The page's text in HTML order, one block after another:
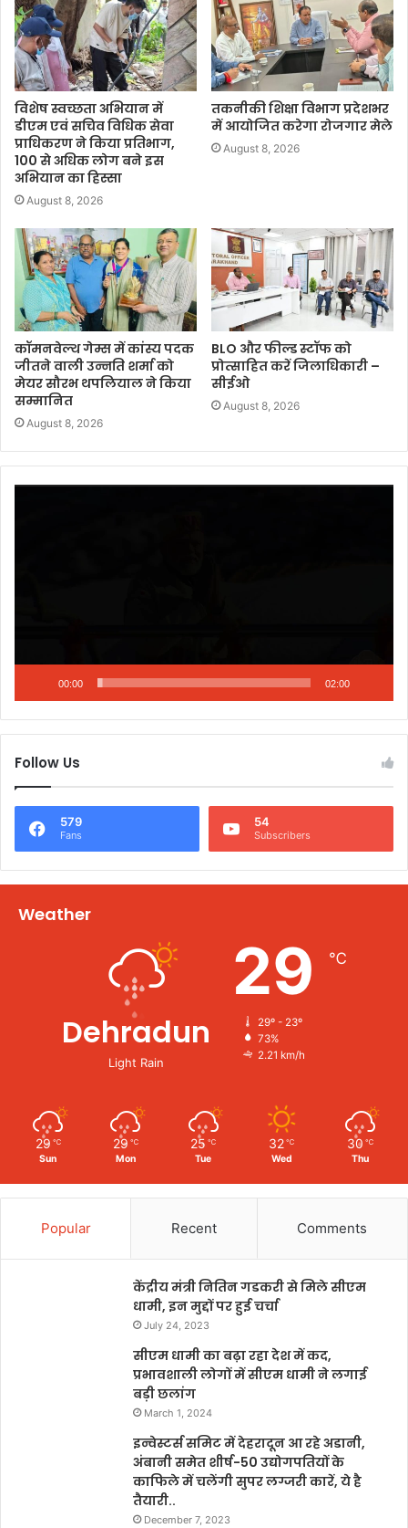
विशेष स्वच्छता अभियान में
डीएम एवं सचिव विधिक सेवा
प्राधिकरण ने किया प्रतिभाग,
100 से अधिक लोग बने इस
अभियान का हिस्सा
August 8, 2026
तकनीकी शिक्षा विभाग प्रदेशभर
में आयोजित करेगा रोजगार मेले
August 8, 2026
कॉमनवेल्थ गेम्स में कांस्य पदक
जीतने वाली उन्नति शर्मा को
मेयर सौरभ थपलियाल ने किया
सम्मानित
August 8, 2026
BLO और फील्ड स्टॉफ को
प्रोत्साहित करें जिलाधिकारी –
सीईओ
August 8, 2026
00:00 02:00
Follow Us
579
Fans
54
Subscribers
Weather
Dehradun
Light Rain
29 ℃
29º - 23º
73%
2.21 km/h
29 ℃
Sun
29 ℃
Mon
25 ℃
Tue
32 ℃
Wed
30 ℃
Thu
Popular Recent Comments
केंद्रीय मंत्री नितिन गडकरी से मिले सीएम
धामी, इन मुद्दों पर हुई चर्चा
July 24, 2023
सीएम धामी का बढ़ा रहा देश में कद,
प्रभावशाली लोगों में सीएम धामी ने लगाई
बड़ी छलांग
March 1, 2024
इन्वेस्टर्स समिट में देहरादून आ रहे अडानी,
अंबानी समेत शीर्ष-50 उद्योगपतियों के
काफिले में चलेंगी सुपर लग्जरी कारें, ये है
तैयारी..
December 7, 2023